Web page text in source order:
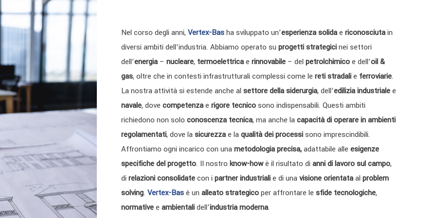
Nel corso degli anni,Vertex-Basha sviluppato un’esperienza solidae riconosciutain
diversi ambiti dell’industria. Abbiamo operato su progetti strategicinei settori
dell’energia – nucleare, termoelettricae rinnovabile – delpetrolchimicoe dell’oil &
gas, oltre che in contesti infrastrutturali complessi come le reti stradalie ferroviarie.
La nostra attività si estende anche alsettore della siderurgia, dell’edilizia industrialee
navale, dove competenzae rigore tecnicosono indispensabili. Questi ambiti
richiedono non solo conoscenza tecnica, ma anche lacapacità di operare in ambienti
regolamentati, dove lasicurezzae laqualità dei processisono imprescindibili.
Affrontiamo ogni incarico con unametodologia precisa,adattabile alle esigenze
specifiche del progetto. Il nostro know-howè il risultato dianni di lavoro sul campo,
direlazioni consolidatecon ipartner industrialie di unavisione orientataalproblem
solving. Vertex-Basè un alleato strategicoper affrontare le sfide tecnologiche,
normativee ambientalidell’industria moderna.